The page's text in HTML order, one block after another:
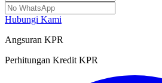
Hubungi Kami
Angsuran KPR
Perhitungan Kredit KPR